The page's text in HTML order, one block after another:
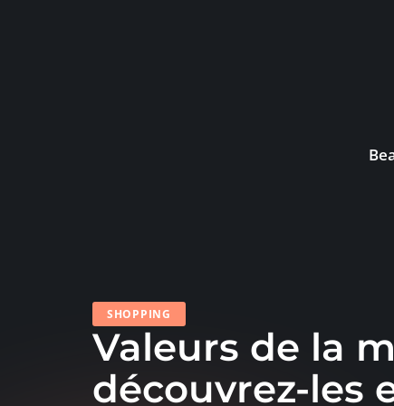
SHOPPING
Valeurs de la
découvrez-les